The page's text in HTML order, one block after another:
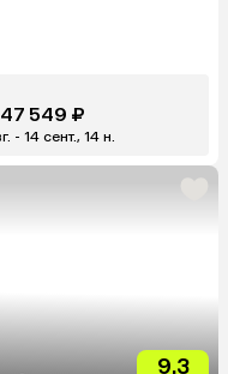
549 ₽
- 14 сент., 14 н.
9.3